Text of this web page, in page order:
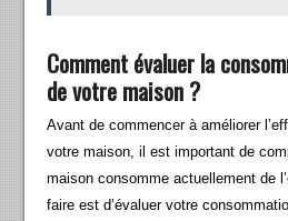
Comment évaluer la
de votre maison ?
Avant de commencer à améliorer
votre maison, il est important de
maison consomme actuellement de
faire est d’évaluer votre